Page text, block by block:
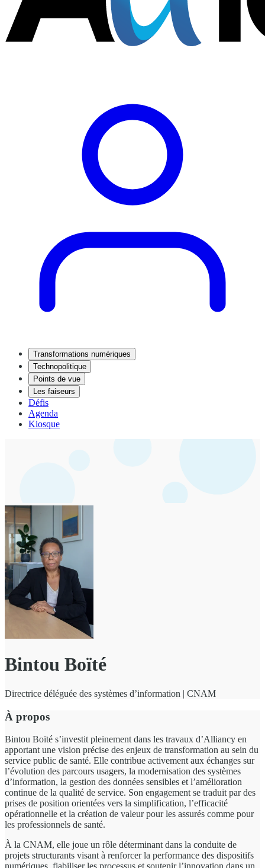
Transformations numériques
Technopolitique
Points de vue
Les faiseurs
Défis
Agenda
Kiosque
Bintou Boïté
Directrice déléguée des systèmes d’information | CNAM
À propos
Bintou Boïté s’investit pleinement dans les travaux d’Alliancy en
apportant une vision précise des enjeux de transformation au sein du
service public de santé. Elle contribue activement aux échanges sur
l’évolution des parcours usagers, la modernisation des systèmes
d’information, la gestion des données sensibles et l’amélioration
continue de la qualité de service. Son engagement se traduit par des
prises de position orientées vers la simplification, l’efficacité
opérationnelle et la création de valeur pour les assurés comme pour
les professionnels de santé.
À la CNAM, elle joue un rôle déterminant dans la conduite de
projets structurants visant à renforcer la performance des dispositifs